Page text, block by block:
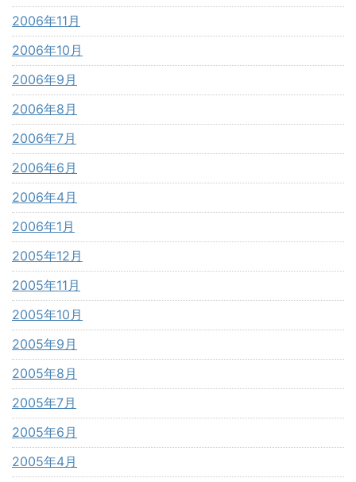
2006年11月
2006年10月
2006年9月
2006年8月
2006年7月
2006年6月
2006年4月
2006年1月
2005年12月
2005年11月
2005年10月
2005年9月
2005年8月
2005年7月
2005年6月
2005年4月